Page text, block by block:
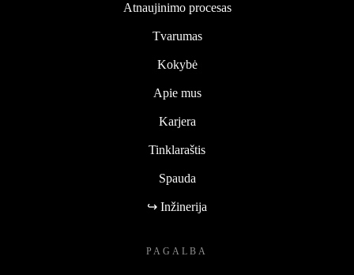
Atnaujinimo procesas
Tvarumas
Kokybė
Apie mus
Karjera
Tinklaraštis
Spauda
↪ Inžinerija
PAGALBA